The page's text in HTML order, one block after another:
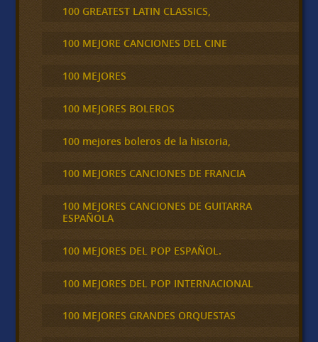
100 GREATEST LATIN CLASSICS,
100 MEJORE CANCIONES DEL CINE
100 MEJORES
100 MEJORES BOLEROS
100 mejores boleros de la historia,
100 MEJORES CANCIONES DE FRANCIA
100 MEJORES CANCIONES DE GUITARRA
ESPAÑOLA
100 MEJORES DEL POP ESPAÑOL.
100 MEJORES DEL POP INTERNACIONAL
100 MEJORES GRANDES ORQUESTAS